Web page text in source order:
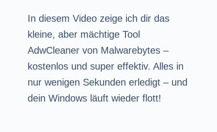
In diesem Video zeige ich dir das
kleine, aber mächtige Tool
AdwCleaner von Malwarebytes –
kostenlos und super effektiv. Alles in
nur wenigen Sekunden erledigt – und
dein Windows läuft wieder flott!